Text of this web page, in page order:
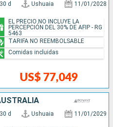
30 d Ushuaia 11/01/2028
US$ 77,049
EL PRECIO NO INCLUYE LA
PERCEPCIÓN DEL 30% DE AFIP - RG
5463
TARIFA NO REEMBOLSABLE
Comidas incluidas
30 d Ushuaia 11/01/2029